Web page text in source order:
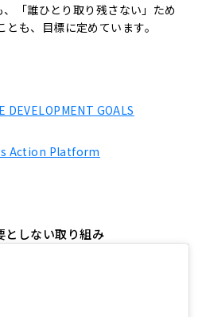
、「誰ひとり取り残さない」ため
も、目標に定めています。
GOALS
Action Platform
としない取り組み